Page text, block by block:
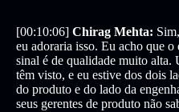
[00:10:06] Chirag Mehta:
eu adoraria isso. Eu acho que
sinal é de qualidade muito alta.
têm visto, e eu estive dos dois
do produto e do lado da
seus gerentes de produto não